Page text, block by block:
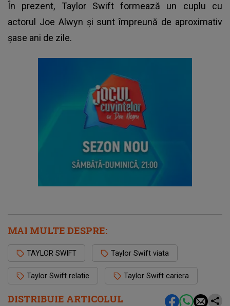
DISTRIBUIE ARTICOLUL
În prezent, Taylor Swift formează un cuplu cu
actorul Joe Alwyn și sunt împreună de aproximativ
șase ani de zile.
MAI MULTE DESPRE:
TAYLOR SWIFT Taylor Swift viata
Taylor Swift relatie Taylor Swift cariera